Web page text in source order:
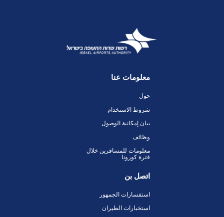
معلومات عنا
حول
شروط الاستخدام
بيان إمكانية الوصول
وظائف
معلومات للمسافرين خلال
فترة كورونا
اتصل بن
استفسارات الجمهور
استخبارات الطيران